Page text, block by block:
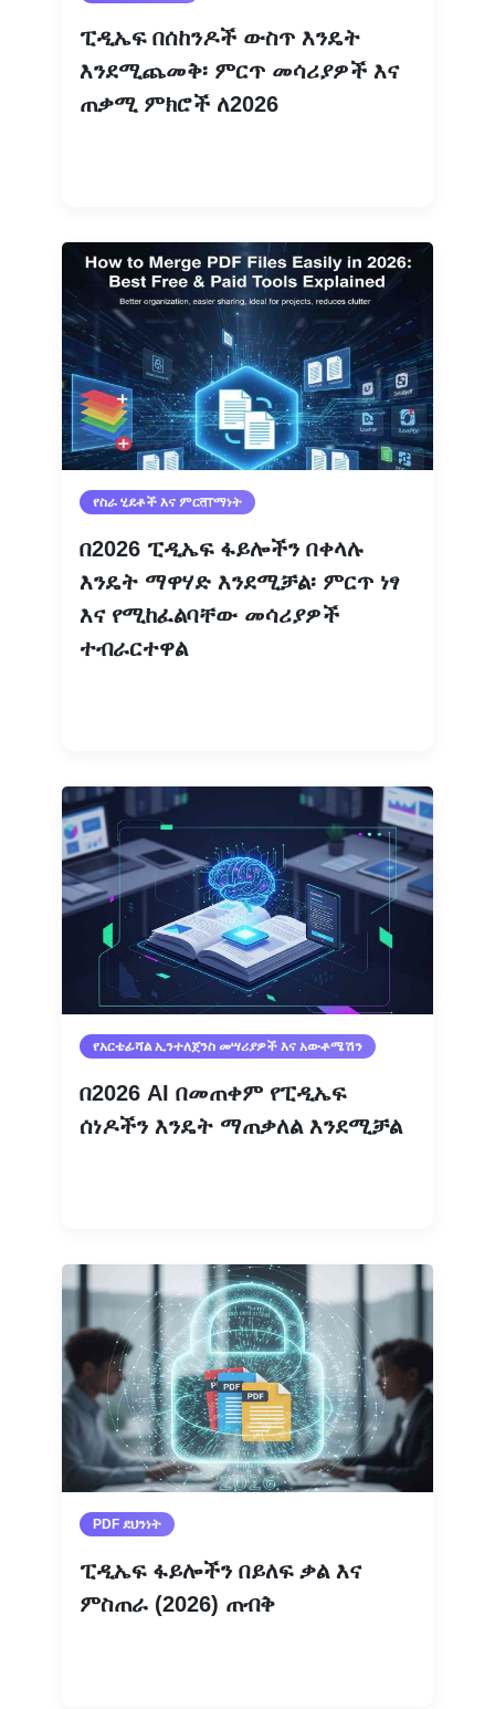
ፒዲኤፍ በሰከንዶች ውስጥ እንዴት
እንደሚጨመቅ፡ ምርጥ መሳሪያዎች እና
ጠቃሚ ምክሮች ለ2026
የስራ ሂደቶች እና ምርताማነት
በ2026 ፒዲኤፍ ፋይሎችን በቀላሉ
እንዴት ማዋሃድ እንደሚቻል፡ ምርጥ ነፃ
እና የሚከፈልባቸው መሳሪያዎች
ተብራርተዋል
የአርቴፊሻል ኢንተለጀንስ መሣሪያዎች እና አውቶሜሽን
በ2026 AI በመጠቀም የፒዲኤፍ
ሰነዶችን እንዴት ማጠቃለል እንደሚቻል
PDF ደህንነት
ፒዲኤፍ ፋይሎችን በይለፍ ቃል እና
ምስጠራ (2026) ጠብቅ